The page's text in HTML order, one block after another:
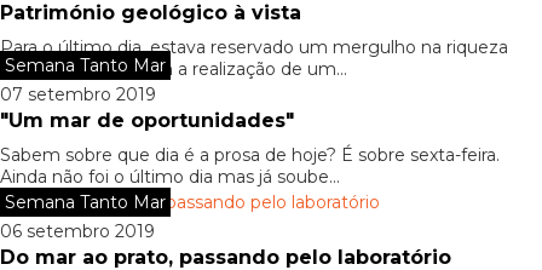
Património geológico à vista
Para o último dia, estava reservado um mergulho na riqueza
geológica local, com a realização de um...
Semana Tanto Mar
07 setembro 2019
"Um mar de oportunidades"
Sabem sobre que dia é a prosa de hoje? É sobre sexta-feira.
Ainda não foi o último dia mas já soube...
Semana Tanto Mar
06 setembro 2019
Do mar ao prato, passando pelo laboratório